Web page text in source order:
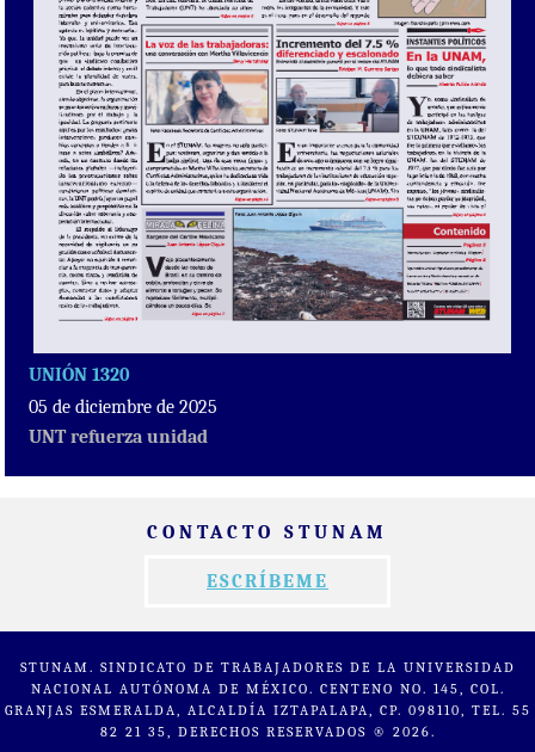
UNIÓN 1320
05 de diciembre de 2025
UNT refuerza unidad
CONTACTO STUNAM
ESCRÍBEME
STUNAM. SINDICATO DE TRABAJADORES DE LA UNIVERSIDAD
NACIONAL AUTÓNOMA DE MÉXICO. CENTENO NO. 145, COL.
GRANJAS ESMERALDA, ALCALDÍA IZTAPALAPA, CP. 098110, TEL. 55
82 21 35, DERECHOS RESERVADOS ® 2026.